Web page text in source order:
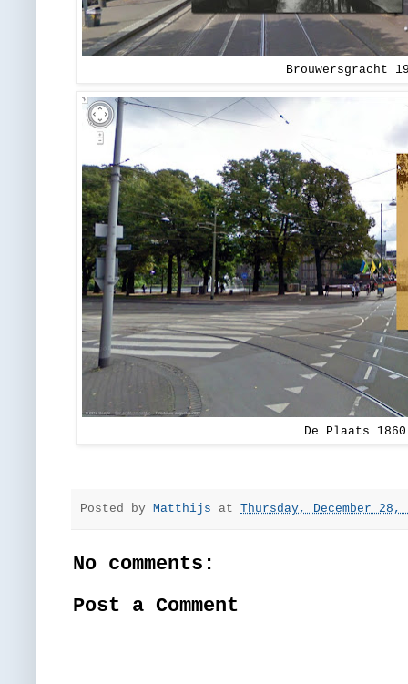
Brouwersgracht
De Plaats
Posted by Matthijs at Thursday, December 28,
No comments:
Post a Comment